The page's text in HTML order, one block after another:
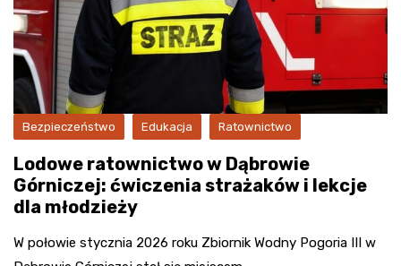
Bezpieczeństwo Edukacja Ratownictwo
Lodowe ratownictwo w Dąbrowie
Górniczej: ćwiczenia strażaków i lekcje
dla młodzieży
W połowie stycznia 2026 roku Zbiornik Wodny Pogoria III w